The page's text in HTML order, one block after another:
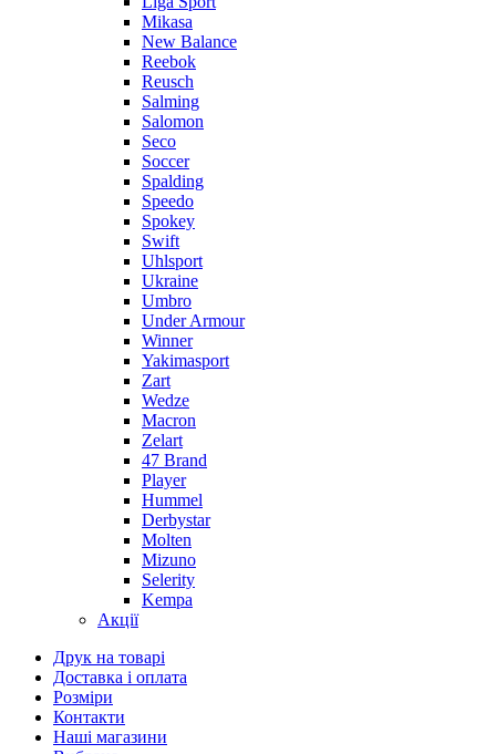
Mikasa
New Balance
Reebok
Reusch
Salming
Salomon
Seco
Soccer
Spalding
Speedo
Spokey
Swift
Uhlsport
Ukraine
Umbro
Under Armour
Winner
Yakimasport
Zart
Wedze
Macron
Zelart
47 Brand
Player
Hummel
Derbystar
Molten
Mizuno
Selerity
Kempa
Акції
Друк на товарі
Доставка і оплата
Розміри
Контакти
Наші магазини